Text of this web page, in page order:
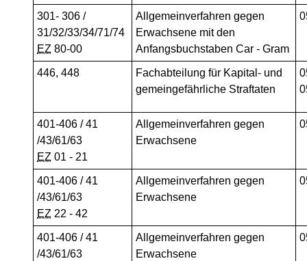
301- 306 /
31/32/33/34/71/74
EZ 80-00
Allgemeinverfahren gegen
Erwachsene mit den
Anfangsbuchstaben Car - Gram
446, 448
Fachabteilung für Kapital- und
gemeingefährliche Straftaten
401-406 / 41
/43/61/63
EZ 01 - 21
Allgemeinverfahren gegen
Erwachsene
401-406 / 41
/43/61/63
EZ 22 - 42
Allgemeinverfahren gegen
Erwachsene
401-406 / 41
/43/61/63
Allgemeinverfahren gegen
Erwachsene